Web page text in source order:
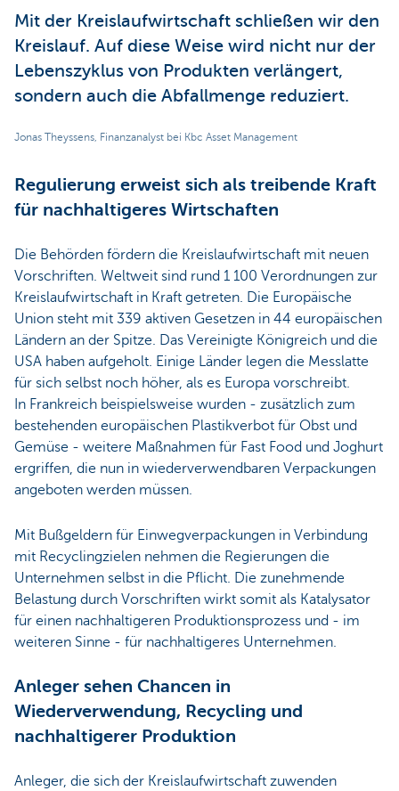
Mit der Kreislaufwirtschaft schließen wir den
Kreislauf. Auf diese Weise wird nicht nur der
Lebenszyklus von Produkten verlängert,
sondern auch die Abfallmenge reduziert.
Jonas Theyssens, Finanzanalyst bei Kbc Asset Management
Regulierung erweist sich als treibende Kraft
für nachhaltigeres Wirtschaften
Die Behörden fördern die Kreislaufwirtschaft mit neuen
Vorschriften. Weltweit sind rund 1 100 Verordnungen zur
Kreislaufwirtschaft in Kraft getreten. Die Europäische
Union steht mit 339 aktiven Gesetzen in 44 europäischen
Ländern an der Spitze. Das Vereinigte Königreich und die
USA haben aufgeholt. Einige Länder legen die Messlatte
für sich selbst noch höher, als es Europa vorschreibt.
In Frankreich beispielsweise wurden - zusätzlich zum
bestehenden europäischen Plastikverbot für Obst und
Gemüse - weitere Maßnahmen für Fast Food und Joghurt
ergriffen, die nun in wiederverwendbaren Verpackungen
angeboten werden müssen.
Mit Bußgeldern für Einwegverpackungen in Verbindung
mit Recyclingzielen nehmen die Regierungen die
Unternehmen selbst in die Pflicht. Die zunehmende
Belastung durch Vorschriften wirkt somit als Katalysator
für einen nachhaltigeren Produktionsprozess und - im
weiteren Sinne - für nachhaltigeres Unternehmen.
Anleger sehen Chancen in
Wiederverwendung, Recycling und
nachhaltigerer Produktion
Anleger, die sich der Kreislaufwirtschaft zuwenden